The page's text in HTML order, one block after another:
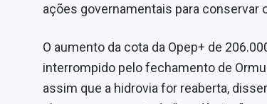
ações governamentais para conservar
O aumento da cota da Opep+ de
interrompido pelo fechamento de
assim que a hidrovia for reaberta,